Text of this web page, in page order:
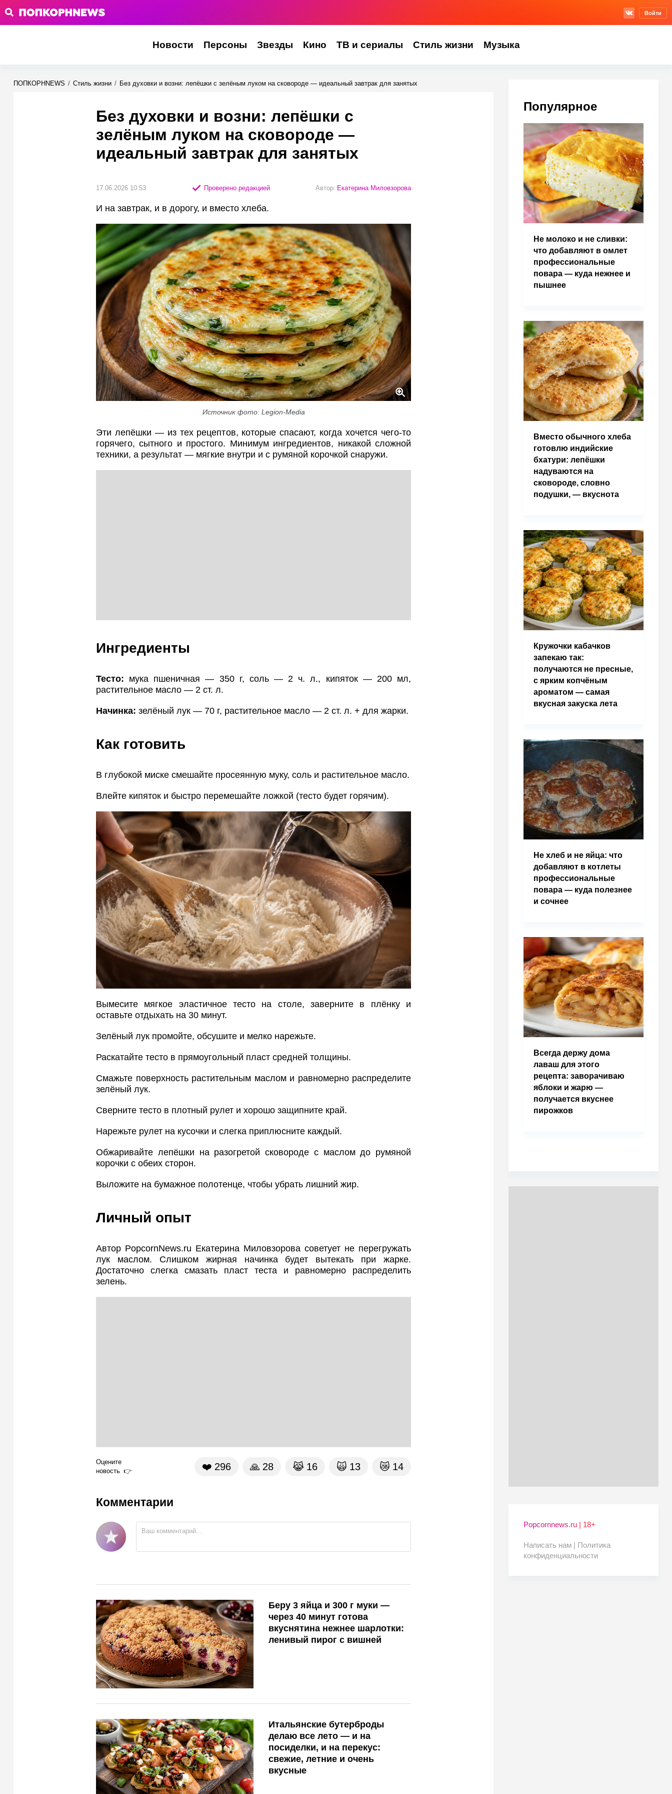
Войти
Новости Персоны Звезды Кино ТВ и сериалы Стиль жизни Музыка
ПОПКОРНNEWS / Стиль жизни / Без духовки и возни: лепёшки с зелёным луком на сковороде — идеальный завтрак для занятых
Без духовки и возни: лепёшки с
зелёным луком на сковороде —
идеальный завтрак для занятых
17.06.2026 10:53 Проверено редакцией Автор: Екатерина Миловзорова
И на завтрак, и в дорогу, и вместо хлеба.
Источник фото: Legion-Media
Эти лепёшки — из тех рецептов, которые спасают, когда хочется чего-то
горячего, сытного и простого. Минимум ингредиентов, никакой сложной
техники, а результат — мягкие внутри и с румяной корочкой снаружи.
Ингредиенты
Тесто: мука пшеничная — 350 г, соль — 2 ч. л., кипяток — 200 мл,
растительное масло — 2 ст. л.
Начинка: зелёный лук — 70 г, растительное масло — 2 ст. л. + для жарки.
Как готовить
В глубокой миске смешайте просеянную муку, соль и растительное масло.
Влейте кипяток и быстро перемешайте ложкой (тесто будет горячим).
Вымесите мягкое эластичное тесто на столе, заверните в плёнку и
оставьте отдыхать на 30 минут.
Зелёный лук промойте, обсушите и мелко нарежьте.
Раскатайте тесто в прямоугольный пласт средней толщины.
Смажьте поверхность растительным маслом и равномерно распределите
зелёный лук.
Сверните тесто в плотный рулет и хорошо защипните край.
Нарежьте рулет на кусочки и слегка приплюсните каждый.
Обжаривайте лепёшки на разогретой сковороде с маслом до румяной
корочки с обеих сторон.
Выложите на бумажное полотенце, чтобы убрать лишний жир.
Личный опыт
Автор PopcornNews.ru Екатерина Миловзорова советует не перегружать
лук маслом. Слишком жирная начинка будет вытекать при жарке.
Достаточно слегка смазать пласт теста и равномерно распределить
зелень.
Оцените
новость
❤️ 296 🙏 28 😹 16 🙀 13 😿 14
Комментарии
Беру 3 яйца и 300 г муки —
через 40 минут готова
вкуснятина нежнее шарлотки:
ленивый пирог с вишней
Итальянские бутерброды
делаю все лето — и на
посиделки, и на перекус:
свежие, летние и очень
вкусные
Популярное
Не молоко и не сливки:
что добавляют в омлет
профессиональные
повара — куда нежнее и
пышнее
Вместо обычного хлеба
готовлю индийские
бхатури: лепёшки
надуваются на
сковороде, словно
подушки, — вкуснота
Кружочки кабачков
запекаю так:
получаются не пресные,
с ярким копчёным
ароматом — самая
вкусная закуска лета
Не хлеб и не яйца: что
добавляют в котлеты
профессиональные
повара — куда полезнее
и сочнее
Всегда держу дома
лаваш для этого
рецепта: заворачиваю
яблоки и жарю —
получается вкуснее
пирожков
Popcornnews.ru | 18+
Написать нам | Политика
конфиденциальности